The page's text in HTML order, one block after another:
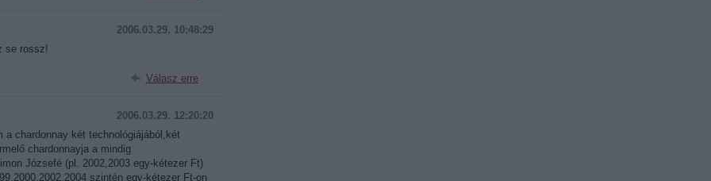
2006.03.29. 10:48:29
se rossz!
Válasz erre
2006.03.29. 12:20:20
a chardonnay két technológiájából,két
chardonnayja a mindig
Józsefé (pl. 2002,2003 egy-kétezer Ft)
szintén egy-kétezer Ft-on